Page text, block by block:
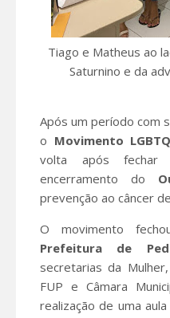
Tiago e Matheus ao
Saturnino e da
Após um período com
o Movimento
volta após
encerramento do
prevenção ao câncer
O movimento
Prefeitura
de
secretarias da
FUP e Câmara
realização de uma